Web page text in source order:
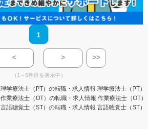
1
< > >>
（1～5件目を表示中）
理学療法士（PT）の転職・求人情報 理学療法士（PT）
作業療法士（OT）の転職・求人情報 作業療法士（OT
言語聴覚士（ST）の転職・求人情報 言語聴覚士（ST）